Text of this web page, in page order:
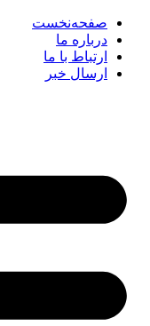
صفحه‌نخست
درباره ما
ارتباط با ما
ارسال خبر